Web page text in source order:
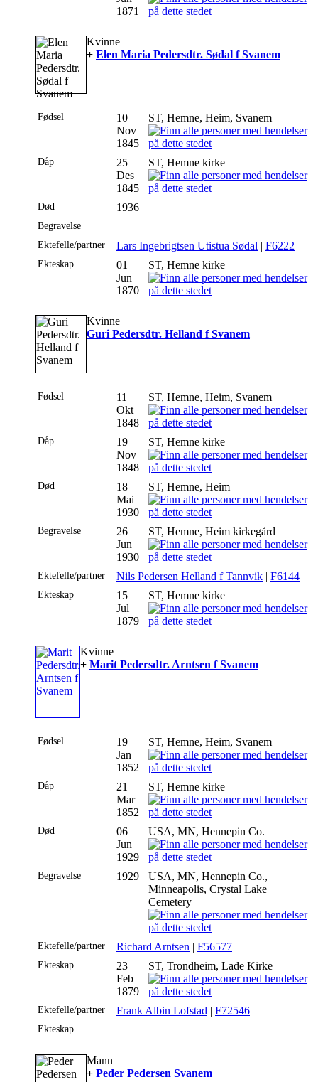
1871
Kvinne
+ Elen Maria Pedersdtr. Sødal f Svanem
Fødsel
10
Nov
1845
ST, Hemne, Heim, Svanem
Dåp
25
Des
1845
ST, Hemne kirke
Død 1936
Begravelse
Ektefelle/partner
Lars Ingebrigtsen Utistua Sødal | F6222
Ekteskap
01
Jun
1870
ST, Hemne kirke
Kvinne
Guri Pedersdtr. Helland f Svanem
Fødsel
11
Okt
1848
ST, Hemne, Heim, Svanem
Dåp
19
Nov
1848
ST, Hemne kirke
Død
18
Mai
1930
ST, Hemne, Heim
Begravelse
26
Jun
1930
ST, Hemne, Heim kirkegård
Ektefelle/partner Nils Pedersen Helland f Tannvik | F6144
Ekteskap
15
Jul
1879
ST, Hemne kirke
Kvinne
+ Marit Pedersdtr. Arntsen f Svanem
Fødsel
19
Jan
1852
ST, Hemne, Heim, Svanem
Dåp
21
Mar
1852
ST, Hemne kirke
Død
06
Jun
1929
USA, MN, Hennepin Co.
Begravelse 1929
USA, MN, Hennepin Co.,
Minneapolis, Crystal Lake
Cemetery
Ektefelle/partner Richard Arntsen | F56577
Ekteskap
23
Feb
1879
ST, Trondheim, Lade Kirke
Ektefelle/partner Frank Albin Lofstad | F72546
Ekteskap
Mann
+ Peder Pedersen Svanem